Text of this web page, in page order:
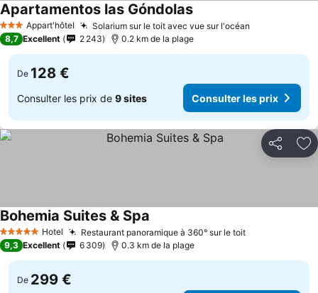
3 ÉtoilesAppart'hôtel Solarium sur le toit avec vue sur l'océan
Apartamentos las GóndolasConsulter les prix
8,7 Excellent 2 243 0.2 km de la plage
De 128 €
Consulter les prix de 9 sites Consulter les prix
Partager
5 Étoiles Hotel Restaurant panoramique à 360° sur le toitConsulter
Bohemia Suites & Spa
9,3 Excellent 6 309 0.3 km de la plage
De 299 €